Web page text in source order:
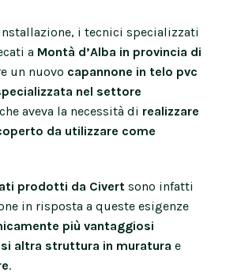
i tecnici specializzati
a Montà d’Alba in provincia di
un nuovo capannone in telo pvc
nel settore
che aveva la necessità di realizzare
da utilizzare come
prodotti da Civert sono infatti
in risposta a queste esigenze
più vantaggiosi
altra struttura in muratura e
.